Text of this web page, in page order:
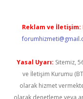
Reklam ve İletişim:
Yasal Uyarı: Sitemiz,
ve İletişim Kurumu
olarak hizmet
olarak denetleme veya